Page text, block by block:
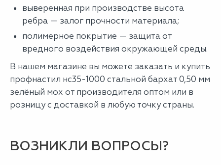
выверенная при производстве высота
ребра — залог прочности материала;
полимерное покрытие — защита от
вредного воздействия окружающей среды.
В нашем магазине вы можете заказать и купить
профнастил нс35-1000 стальной бархат 0,50 мм
зелёный мох от производителя оптом или в
розницу с доставкой в любую точку страны.
ВОЗНИКЛИ ВОПРОСЫ?